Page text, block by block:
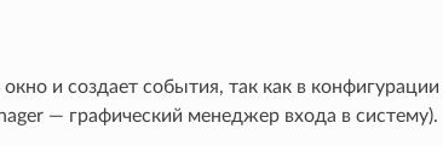
и создает события, так как в
— графический менеджер входа в систему).